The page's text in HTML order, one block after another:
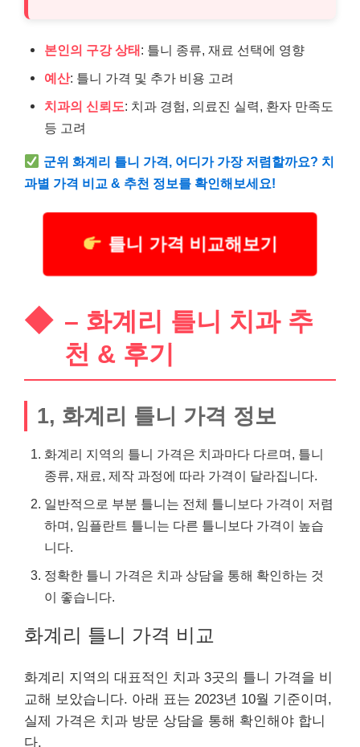
본인의 구강 상태: 틀니 종류, 재료 선택에 영향
예산: 틀니 가격 및 추가 비용 고려
치과의 신뢰도: 치과 경험, 의료진 실력, 환자 만족도
등 고려
군위 화계리 틀니 가격, 어디가 가장 저렴할까요? 치
과별 가격 비교 & 추천 정보를 확인해보세요!
틀니 가격 비교해보기
– 화계리 틀니 치과 추
천 & 후기
1, 화계리 틀니 가격 정보
화계리 지역의 틀니 가격은 치과마다 다르며, 틀니
종류, 재료, 제작 과정에 따라 가격이 달라집니다.
일반적으로 부분 틀니는 전체 틀니보다 가격이 저렴
하며, 임플란트 틀니는 다른 틀니보다 가격이 높습
니다.
정확한 틀니 가격은 치과 상담을 통해 확인하는 것
이 좋습니다.
화계리 틀니 가격 비교
화계리 지역의 대표적인 치과 3곳의 틀니 가격을 비
교해 보았습니다. 아래 표는 2023년 10월 기준이며,
실제 가격은 치과 방문 상담을 통해 확인해야 합니
다.